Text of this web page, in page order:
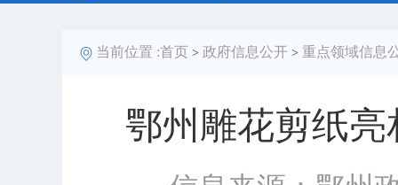
当前位置 :首页 > 政府信息公开 > 重点领域信息
鄂州雕花剪纸